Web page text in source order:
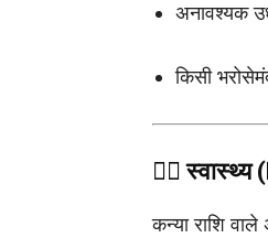
अनावश्यक
किसी
🧘‍♀️स्वास्थ्य
कन्या राशि